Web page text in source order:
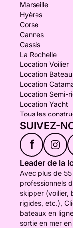
Marseille
Hyères
Corse
Cannes
Cassis
La Rochelle
Location Voilier
Location
Location
Location Semi-
Location Yacht
Tous les
SUIVEZ-
f
Leader de la
Avec plus de
professionnels
skipper (voilier,
rigides, etc.),
bateaux en
sortie en mer